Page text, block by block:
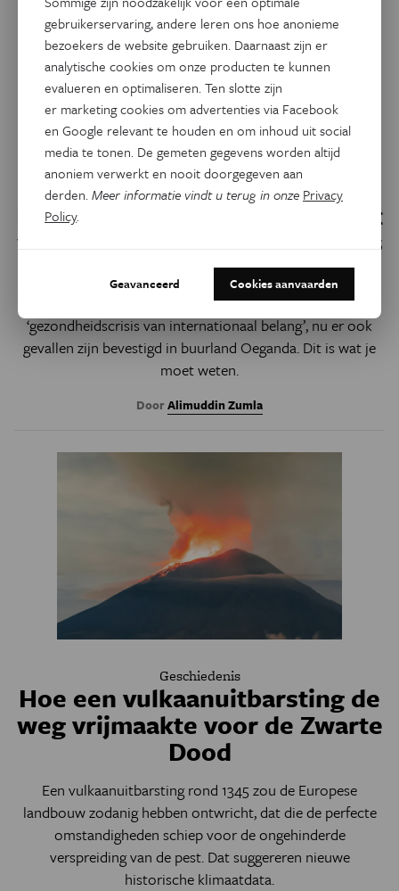
Gezondheid
Ebola-uitbraak uitgeroepen tot
wereldwijde gezondheidscrisis
De Wereldgezondheidsorganisatie (WHO) heeft de ebola-
uitbraak in de DR Congo uitgeroepen tot een
‘gezondheidscrisis van internationaal belang’, nu er ook
gevallen zijn bevestigd in buurland Oeganda. Dit is wat je
moet weten.
DoorAlimuddin Zumla
Geschiedenis
Hoe een vulkaanuitbarsting de
weg vrijmaakte voor de Zwarte
Dood
Een vulkaanuitbarsting rond 1345 zou de Europese
landbouw zodanig hebben ontwricht, dat die de perfecte
omstandigheden schiep voor de ongehinderde
verspreiding van de pest. Dat suggereren nieuwe
historische klimaatdata.
gebruikerservaring, andere leren ons hoe anonieme
bezoekers de website gebruiken. Daarnaast zijn er
analytische cookies om onze producten te kunnen
evalueren en optimaliseren. Ten slotte zijn
er marketing cookies om advertenties via Facebook
en Google relevant te houden en om inhoud uit social
media te tonen. De gemeten gegevens worden altijd
anoniem verwerkt en nooit doorgegeven aan
derden.Meer informatie vindt u terug in onze Privacy
Policy.
Geavanceerd Cookies aanvaarden